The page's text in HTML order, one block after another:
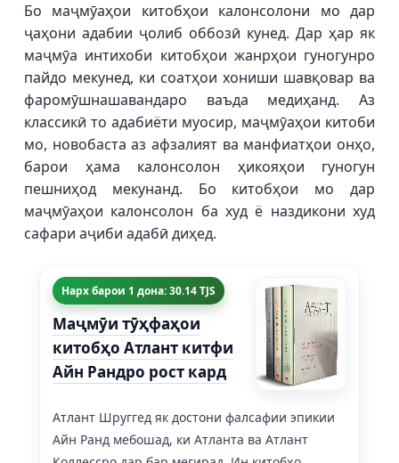
Бо маҷмӯаҳои китобҳои калонсолони мо дар
ҷаҳони адабии ҷолиб оббозӣ кунед. Дар ҳар як
маҷмӯа интихоби китобҳои жанрҳои гуногунро
пайдо мекунед, ки соатҳои хониши шавқовар ва
фаромӯшнашавандаро ваъда медиҳанд. Аз
классикӣ то адабиёти муосир, маҷмӯаҳои китоби
мо, новобаста аз афзалият ва манфиатҳои онҳо,
барои ҳама калонсолон ҳикояҳои гуногун
пешниҳод мекунанд. Бо китобҳои мо дар
маҷмӯаҳои калонсолон ба худ ё наздикони худ
сафари аҷиби адабӣ диҳед.
Нарх барои 1 дона: 30.14 TJS
Маҷмӯи тӯҳфаҳои
китобҳо Атлант китфи
Айн Рандро рост кард
Атлант Шруггед як достони фалсафии эпикии
Айн Ранд мебошад, ки Атланта ва Атлант